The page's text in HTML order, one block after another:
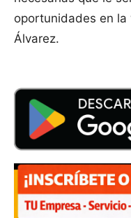
oportunidades en la
Álvarez.